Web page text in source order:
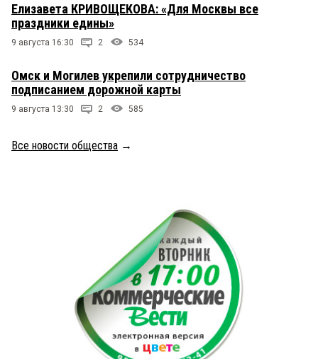
Елизавета КРИВОЩЕКОВА: «Для Москвы все
праздники едины»
9 августа 16:30 2 534
Омск и Могилев укрепили сотрудничество
подписанием дорожной карты
9 августа 13:30 2 585
Все новости общества →